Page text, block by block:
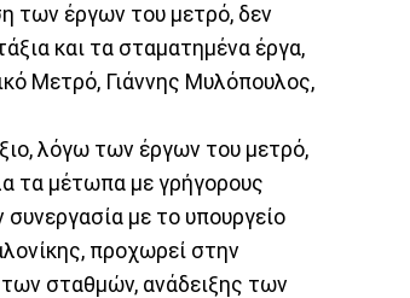
των έργων του μετρό, δεν
και τα σταματημένα έργα,
Μετρό, Γιάννης Μυλόπουλος,
λόγω των έργων του μετρό,
τα μέτωπα με γρήγορους
με το υπουργείο
προχωρεί στην
σταθμών, ανάδειξης των